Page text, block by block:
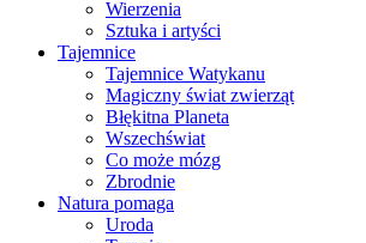
Wierzenia
Sztuka i artyści
Tajemnice
Tajemnice Watykanu
Magiczny świat zwierząt
Błękitna Planeta
Wszechświat
Co może mózg
Zbrodnie
Natura pomaga
Uroda